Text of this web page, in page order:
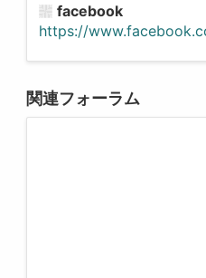
facebook
https://
関連フォーラム